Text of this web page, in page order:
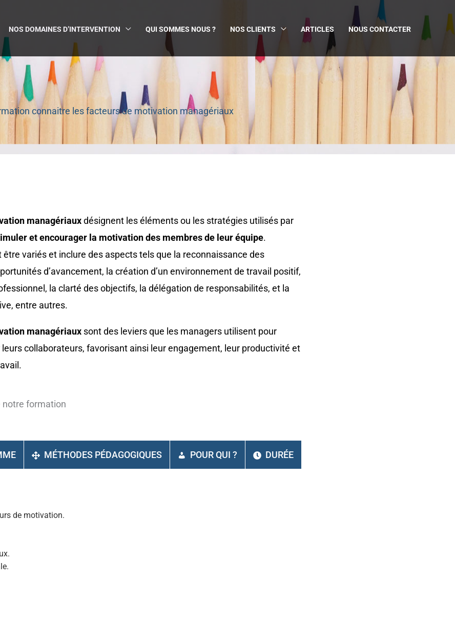
NOS DOMAINES D’INTERVENTION QUI SOMMES NOUS ? NOS CLIENTS ARTICLES NOUS CONTACTER
connaitre les facteurs de motivation managériaux
managériauxdésignent les éléments ou les stratégies utilisés par
et encourager la motivation des membres de leur équipe.
variés et inclure des aspects tels que la reconnaissance des
d’avancement, la création d’un environnement de travail positif,
la clarté des objectifs, la délégation de responsabilités, et la
entre autres.
managériauxsont des leviers que les managers utilisent pour
collaborateurs, favorisant ainsi leur engagement, leur productivité et
notre formation
MÉTHODES PÉDAGOGIQUES POUR QUI ? DURÉE
de motivation.